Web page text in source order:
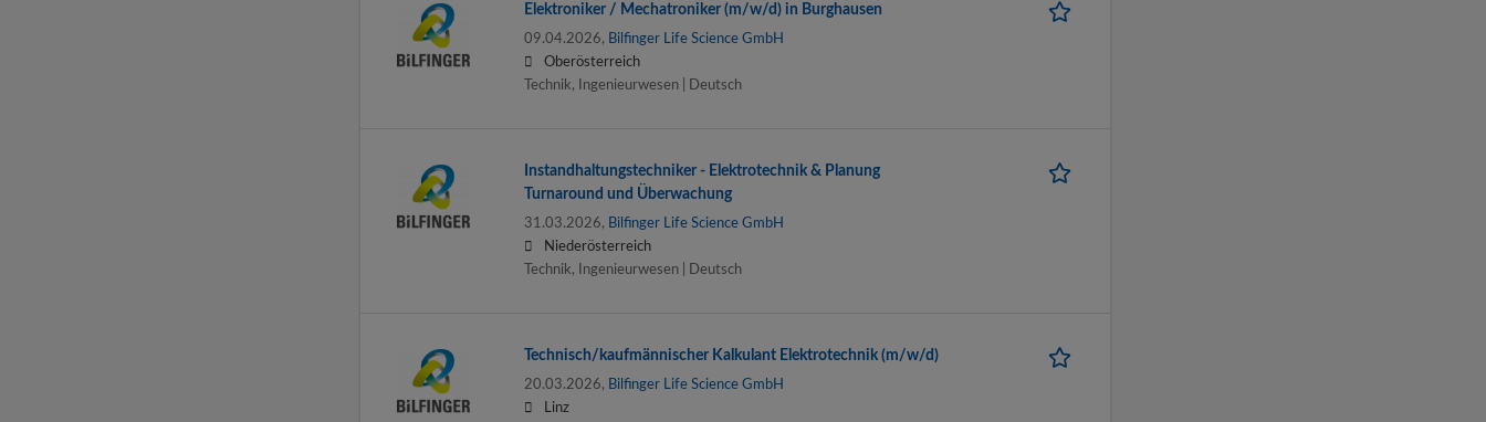
Elektroniker / Mechatroniker (m/w/d) in Burghausen
09.04.2026, Bilfinger Life Science GmbH
Oberösterreich
Technik, Ingenieurwesen | Deutsch
Instandhaltungstechniker - Elektrotechnik & Planung
Turnaround und Überwachung
31.03.2026, Bilfinger Life Science GmbH
Niederösterreich
Technik, Ingenieurwesen | Deutsch
Technisch/kaufmännischer Kalkulant Elektrotechnik (m/w/d)
20.03.2026, Bilfinger Life Science GmbH
Linz